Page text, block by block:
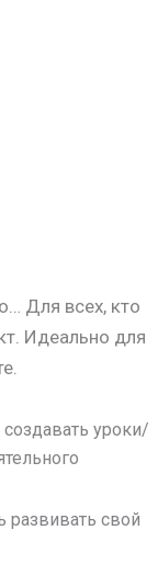
Для всех, кто
Идеально для
уроки/
развивать свой